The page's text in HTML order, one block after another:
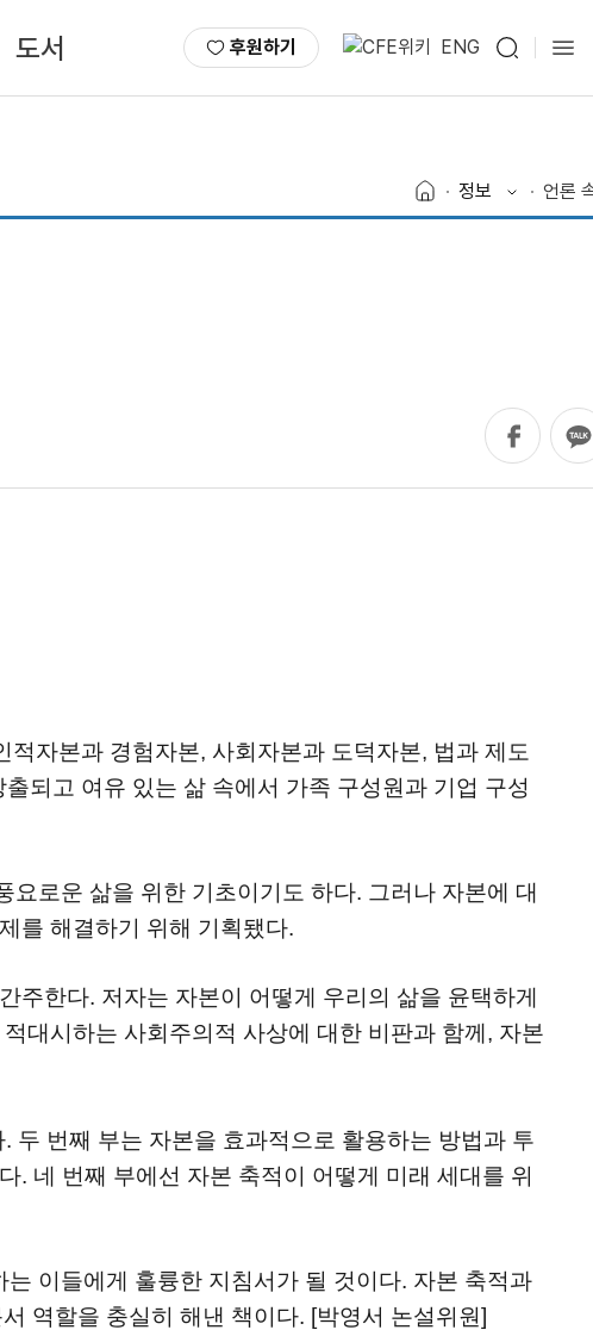
도서 후원하기 ENG
정보 언론
자본과 경험자본, 사회자본과 도덕자본, 법과 제도
되고 여유 있는 삶 속에서 가족 구성원과 기업 구성
로운 삶을 위한 기초이기도 하다. 그러나 자본에 대
를 해결하기 위해 기획됐다.
주한다. 저자는 자본이 어떻게 우리의 삶을 윤택하게
대시하는 사회주의적 사상에 대한 비판과 함께, 자본
두 번째 부는 자본을 효과적으로 활용하는 방법과 투
. 네 번째 부에선 자본 축적이 어떻게 미래 세대를 위
이들에게 훌륭한 지침서가 될 것이다. 자본 축적과
역할을 충실히 해낸 책이다. [박영서 논설위원]